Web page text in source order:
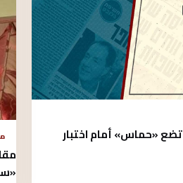
قراءة: انتخابات فلسطين 2026 تضع «حماس» أمام اختبار